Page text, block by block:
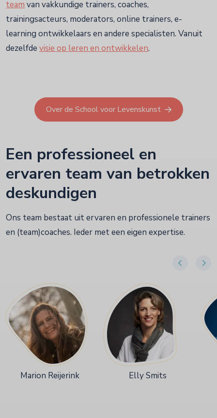
team van vakkundige trainers, coaches,
trainingsacteurs, moderators, online trainers, e-
learning ontwikkelaars en andere specialisten. Vanuit
dezelfde visie op leren en ontwikkelen.
Over de School voor Levenskunst
Een professioneel en
ervaren team van betrokken
deskundigen
Ons team bestaat uit ervaren en professionele trainers
en (team)coaches. Ieder met een eigen expertise.
Marion Reijerink Elly Smits